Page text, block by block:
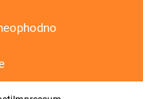
„Konkurentnost i kohezija“